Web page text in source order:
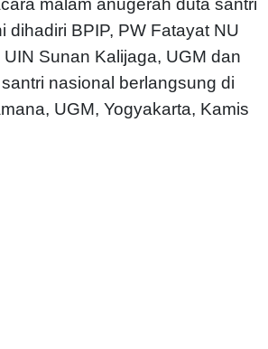
malam anugerah duta santri
dihadiri BPIP, PW Fatayat NU
UIN Sunan Kalijaga, UGM dan
nasional berlangsung di
UGM, Yogyakarta, Kamis